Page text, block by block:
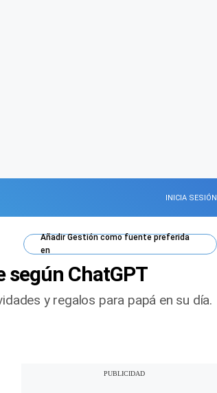
INICIA SESIÓN
AñadirGestióncomo fuente preferida
en
según ChatGPT
y regalos para papá en su día.